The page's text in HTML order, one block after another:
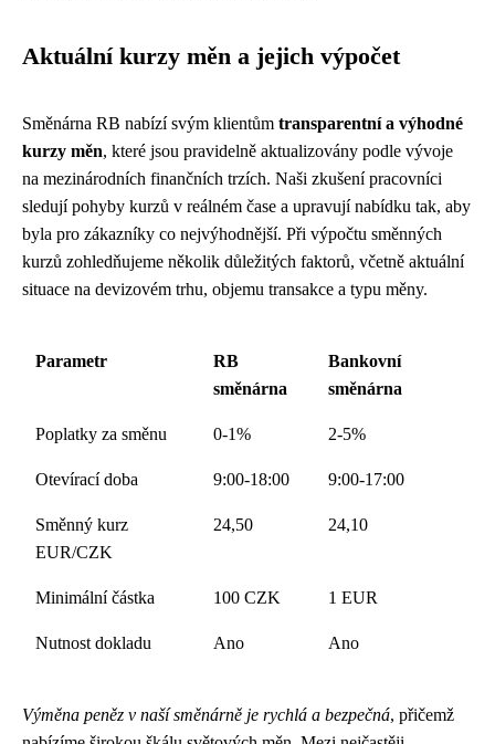
Aktuální kurzy měn a jejich výpočet
Směnárna RB nabízí svým klientům transparentní a výhodné
kurzy měn, které jsou pravidelně aktualizovány podle vývoje
na mezinárodních finančních trzích. Naši zkušení pracovníci
sledují pohyby kurzů v reálném čase a upravují nabídku tak, aby
byla pro zákazníky co nejvýhodnější. Při výpočtu směnných
kurzů zohledňujeme několik důležitých faktorů, včetně aktuální
situace na devizovém trhu, objemu transakce a typu měny.
Parametr
RB
směnárna
Bankovní
směnárna
Poplatky za směnu 0-1% 2-5%
Otevírací doba 9:00-18:00 9:00-17:00
Směnný kurz
EUR/CZK
24,50 24,10
Minimální částka 100 CZK 1 EUR
Nutnost dokladu Ano Ano
Výměna peněz v naší směnárně je rychlá a bezpečná, přičemž